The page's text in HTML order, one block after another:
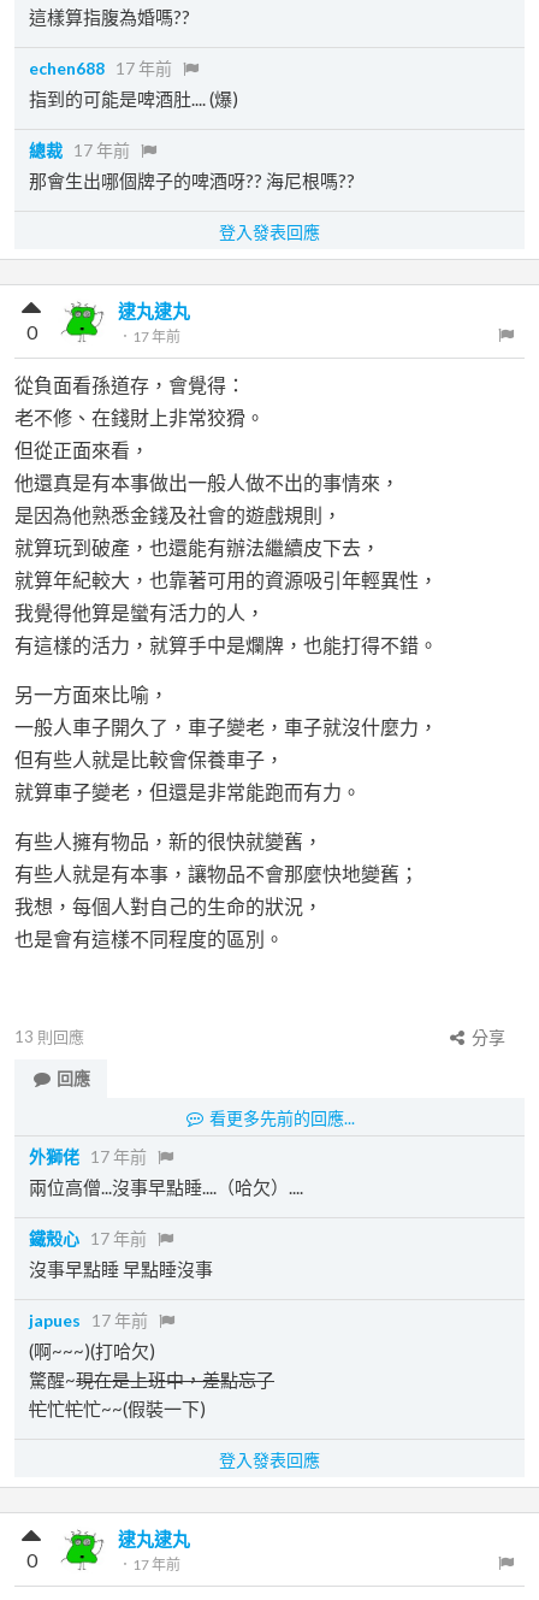
這樣算指腹為婚嗎??
echen688 17 年前
指到的可能是啤酒肚.... (爆)
總裁 17 年前
那會生出哪個牌子的啤酒呀?? 海尼根嗎??
登入發表回應
逮丸逮丸
． 17 年前
0
從負面看孫道存，會覺得：
老不修、在錢財上非常狡猾。
但從正面來看，
他還真是有本事做出一般人做不出的事情來，
是因為他熟悉金錢及社會的遊戲規則，
就算玩到破產，也還能有辦法繼續皮下去，
就算年紀較大，也靠著可用的資源吸引年輕異性，
我覺得他算是蠻有活力的人，
有這樣的活力，就算手中是爛牌，也能打得不錯。
另一方面來比喻，
一般人車子開久了，車子變老，車子就沒什麼力，
但有些人就是比較會保養車子，
就算車子變老，但還是非常能跑而有力。
有些人擁有物品，新的很快就變舊，
有些人就是有本事，讓物品不會那麼快地變舊；
我想，每個人對自己的生命的狀況，
也是會有這樣不同程度的區別。
13 則回應
分享
回應
看更多先前的回應...
外獅佬 17 年前
兩位高僧...沒事早點睡....（哈欠）....
鐵殼心 17 年前
沒事早點睡 早點睡沒事
japues 17 年前
(啊~~~)(打哈欠)
驚醒~現在是上班中，差點忘了
忙忙忙忙~~(假裝一下)
登入發表回應
逮丸逮丸
． 17 年前
0